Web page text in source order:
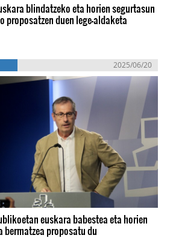
blindatzeko eta horien segurtasun
proposatzen duen lege-aldaketa
2025/06/20
euskara babestea eta horien
proposatu du